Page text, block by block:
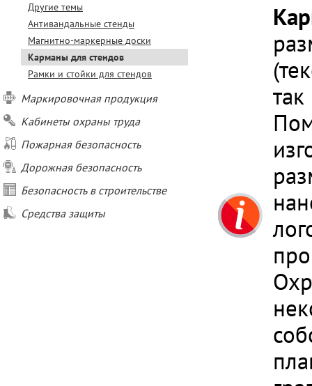
Другие темы
Антивандальные стенды
Магнитно-маркерные доски
Карманы для стендов
Рамки и стойки для стендов
Маркировочная продукция
Кабинеты охраны труда
Пожарная безопасность
Дорожная безопасность
Безопасность в строительстве
Средства защиты